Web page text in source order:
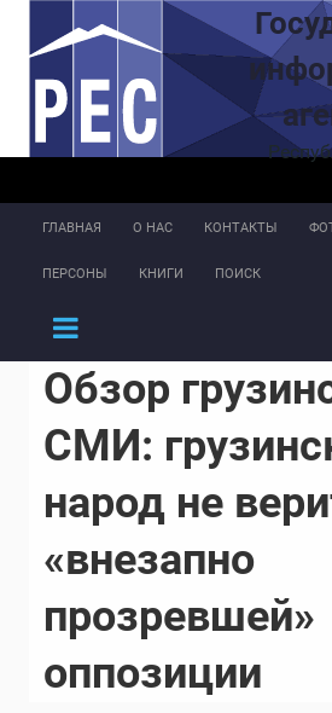
Перейти к основному содержанию
ГЛАВНАЯ О НАС КОНТАКТЫ
ПЕРСОНЫ КНИГИ ПОИСК
Обзор
СМИ:
народ не
«внезапно
прозревшей»
оппозиции